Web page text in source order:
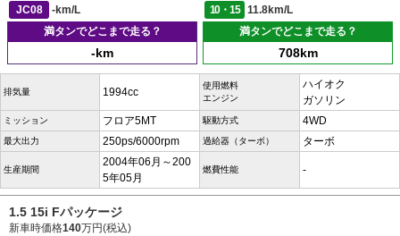
JC08
-km/L 10・15
11.8km/L
満タンでどこまで走る？
-km
満タンでどこまで走る？
708km
排気量 1994cc
使用燃料
エンジン
ハイオク
ガソリン
ミッション フロア5MT 駆動方式 4WD
最大出力 250ps/6000rpm 過給器（ターボ） ターボ
生産期間
2004年06月～200
5年05月
燃費性能 -
1.5 15i Fパッケージ
新車時価格140万円(税込)